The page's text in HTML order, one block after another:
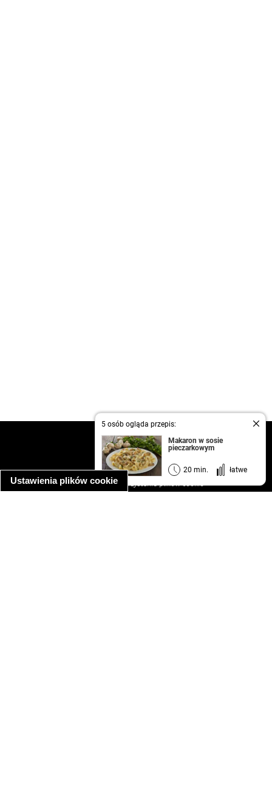
Ustawienia plików cookie
5 osób ogląda przepis:
Makaron w sosie
pieczarkowym
20 min. łatwe
kontakt
regulamin
informacja o prywatności
informacja o wykorzystaniu plików cookie